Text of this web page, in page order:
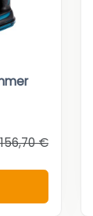
156,70 €